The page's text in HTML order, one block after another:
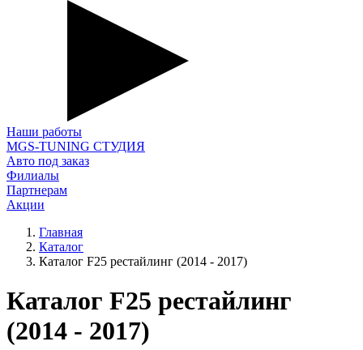
Наши работы
MGS-TUNING СТУДИЯ
Авто под заказ
Филиалы
Партнерам
Акции
Главная
Каталог
Каталог F25 рестайлинг (2014 - 2017)
Каталог F25 рестайлинг
(2014 - 2017)